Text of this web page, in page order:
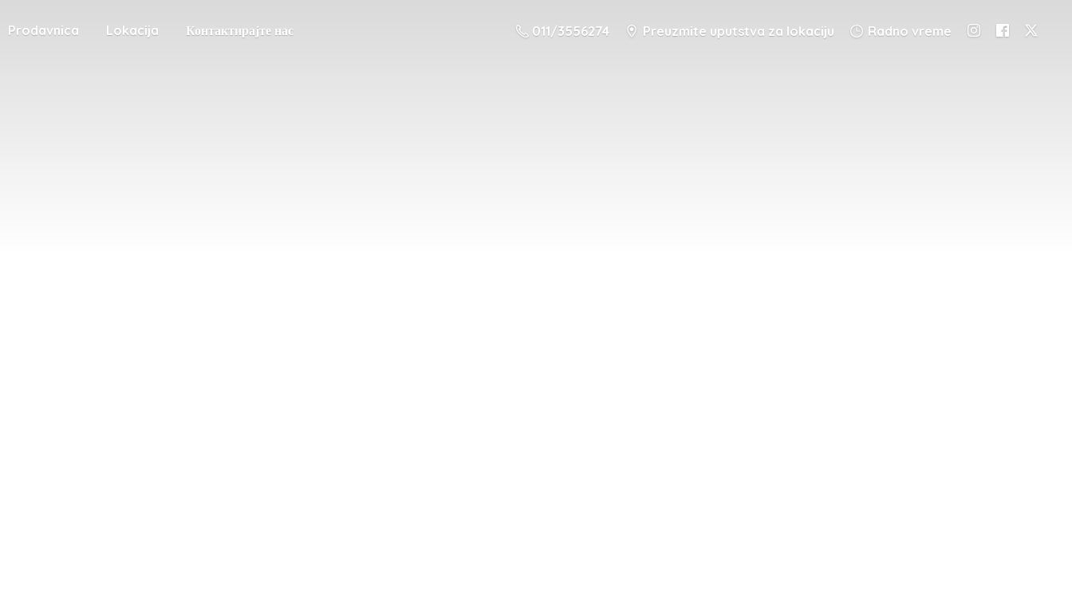
Prodavnica Lokacija Контактирајте нас 011/3556274 Preuzmite uputstva za lokaciju Radno vreme